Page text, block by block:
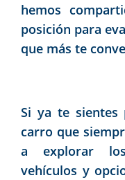
hemos
posición para
que más te
Si ya te sientes
carro que
a explorar
vehículos y